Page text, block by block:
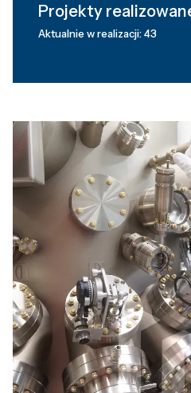
Projekty
Aktualnie w realizacji: 43